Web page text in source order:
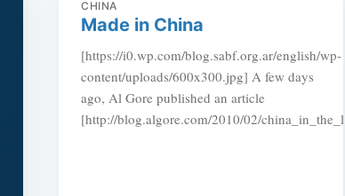
CHINA
Made in China
[https://i0.wp.com/blog.sabf.org.ar/english/wp-
content/uploads/600x300.jpg] A few days
ago, Al Gore published an article
[http://blog.algore.com/2010/02/